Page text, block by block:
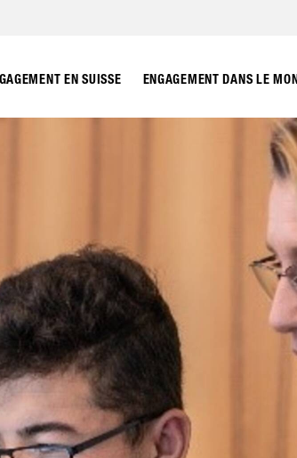
Aller au
EN SUISSE ENGAGEMENT DANS LE